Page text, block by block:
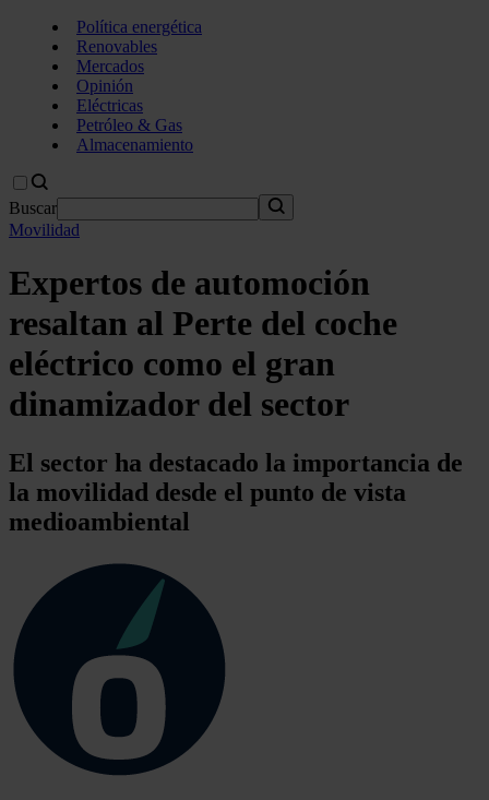
Política energética
Renovables
Mercados
Opinión
Eléctricas
Petróleo & Gas
Almacenamiento
Buscar
Movilidad
Expertos de automoción
resaltan al Perte del coche
eléctrico como el gran
dinamizador del sector
El sector ha destacado la importancia de
la movilidad desde el punto de vista
medioambiental